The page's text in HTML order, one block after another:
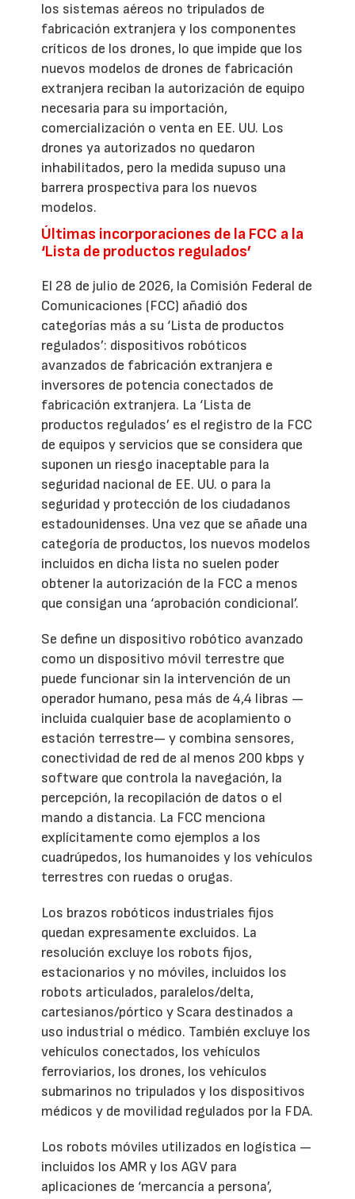
los sistemas aéreos no tripulados de
fabricación extranjera y los componentes
críticos de los drones, lo que impide que los
nuevos modelos de drones de fabricación
extranjera reciban la autorización de equipo
necesaria para su importación,
comercialización o venta en EE. UU. Los
drones ya autorizados no quedaron
inhabilitados, pero la medida supuso una
barrera prospectiva para los nuevos
modelos.
Últimas incorporaciones de la FCC a la
‘Lista de productos regulados’
El 28 de julio de 2026, la Comisión Federal de
Comunicaciones (FCC) añadió dos
categorías más a su ‘Lista de productos
regulados’: dispositivos robóticos
avanzados de fabricación extranjera e
inversores de potencia conectados de
fabricación extranjera. La ‘Lista de
productos regulados’ es el registro de la FCC
de equipos y servicios que se considera que
suponen un riesgo inaceptable para la
seguridad nacional de EE. UU. o para la
seguridad y protección de los ciudadanos
estadounidenses. Una vez que se añade una
categoría de productos, los nuevos modelos
incluidos en dicha lista no suelen poder
obtener la autorización de la FCC a menos
que consigan una ‘aprobación condicional’.
Se define un dispositivo robótico avanzado
como un dispositivo móvil terrestre que
puede funcionar sin la intervención de un
operador humano, pesa más de 4,4 libras —
incluida cualquier base de acoplamiento o
estación terrestre— y combina sensores,
conectividad de red de al menos 200 kbps y
software que controla la navegación, la
percepción, la recopilación de datos o el
mando a distancia. La FCC menciona
explícitamente como ejemplos a los
cuadrúpedos, los humanoides y los vehículos
terrestres con ruedas o orugas.
Los brazos robóticos industriales fijos
quedan expresamente excluidos. La
resolución excluye los robots fijos,
estacionarios y no móviles, incluidos los
robots articulados, paralelos/delta,
cartesianos/pórtico y Scara destinados a
uso industrial o médico. También excluye los
vehículos conectados, los vehículos
ferroviarios, los drones, los vehículos
submarinos no tripulados y los dispositivos
médicos y de movilidad regulados por la FDA.
Los robots móviles utilizados en logística —
incluidos los AMR y los AGV para
aplicaciones de ‘mercancía a persona’,